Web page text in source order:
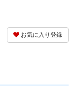
お気に入り登録